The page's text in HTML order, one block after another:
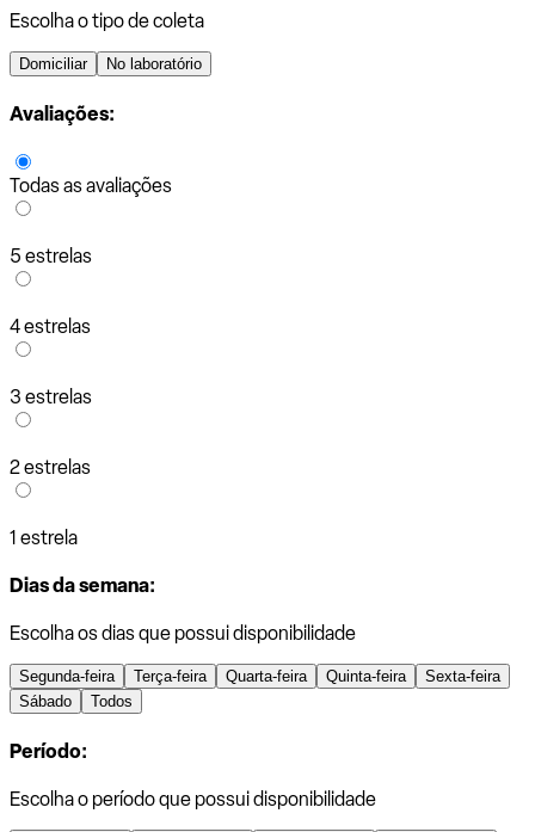
Escolha o tipo de coleta
Domiciliar No laboratório
Avaliações:
Todas as avaliações
5 estrelas
4 estrelas
3 estrelas
2 estrelas
1 estrela
Dias da semana:
Escolha os dias que possui disponibilidade
Segunda-feira Terça-feira Quarta-feira Quinta-feira
Sexta-feira
Sábado
Todos
Período:
Escolha o período que possui disponibilidade